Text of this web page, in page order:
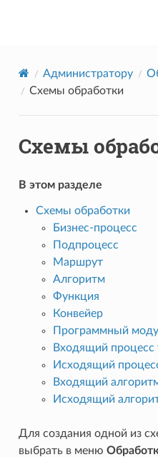
Администратору
Схемы обработки
Схемы
В этом разделе
Схемы обработки
Бизнес-процесс
Подпроцесс
Маршрут
Алгоритм
Функция
Конвейер
Программный
Входящий
Исходящий
Входящий
Исходящий
Для создания одной из
выбрать в меню